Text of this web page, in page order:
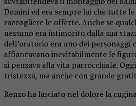
Domini ed era sempre lui che tutte le
raccogliere le offerte. Anche se
nessuno era intimorito dalla sua
dell’oratorio era uno dei personaggi
affiancavano inevitabilmente le
si pensava alla vita parrocchiale.
tristezza, ma anche con grande
Renzo ha lasciato nel dolore la